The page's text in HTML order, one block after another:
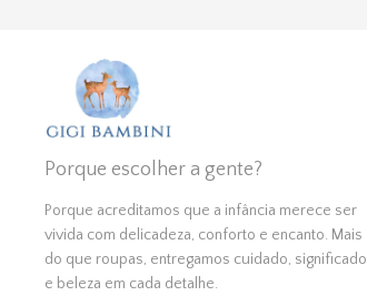
Porque escolher a gente?
Porque acreditamos que a infância merece ser
vivida com delicadeza, conforto e encanto. Mais
do que roupas, entregamos cuidado, significado
e beleza em cada detalhe.